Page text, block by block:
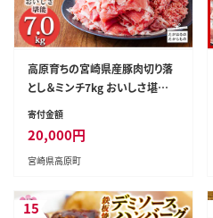
高原育ちの宮崎県産豚肉切り落
とし＆ミンチ7kg おいしさ堪能
アレンジ色々 [夕食 お弁当 一人
ぶしゃぶ ハンバーグ 餃子 肉巻
き ミートソース 麻婆豆腐] TF07
寄付金額
20,000円
宮崎県高原町
15